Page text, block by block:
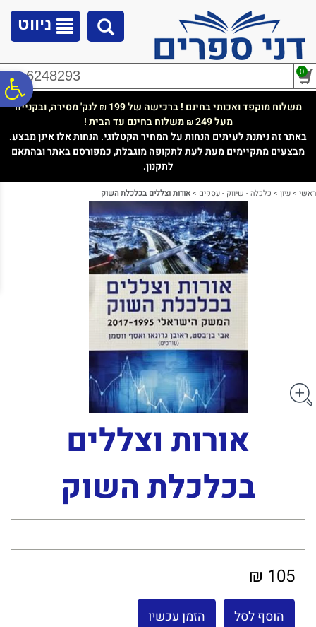
נגישות
ניווט
02-6248293 0
משלוח מוקפד ואכותי בחינם ! ברכישה של 199 ₪ לנק' מסירה, ובקנייה
מעל 249
₪משלוח בחינם עד הבית !
באתר זה ניתנת לעיתים הנחות על המחיר הקטלוגי. הנחות אלו אינן מבצע.
מבצעים מתקיימים מעת לעת לתקופה מוגבלת, כמפורסם באתר ובהתאם
לתקנון.
ראשי >עיון > כלכלה - שיווק - עסקים >אורות וצללים בכלכלת השוק
אורות וצללים
בכלכלת השוק
105 ₪
הוסף לסל הזמן עכשיו